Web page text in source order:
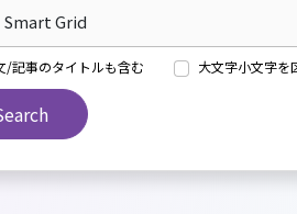
/記事のタイトルも含む 大文字小文字を